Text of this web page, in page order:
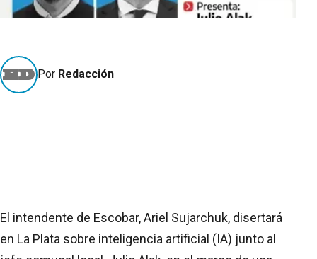
Por Redacción
El intendente de Escobar, Ariel Sujarchuk, disertará
en La Plata sobre inteligencia artificial (IA) junto al